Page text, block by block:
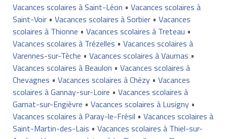
Vacances scolaires à Saint-Léon • Vacances scolaires à
Saint-Voir• Vacances scolaires à Sorbier• Vacances
scolaires à Thionne • Vacances scolaires à Treteau •
Vacances scolaires à Trézelles • Vacances scolaires à
Varennes-sur-Tèche • Vacances scolaires à Vaumas •
Vacances scolaires à Beaulon • Vacances scolaires à
Chevagnes • Vacances scolaires à Chézy• Vacances
scolaires à Gannay-sur-Loire • Vacances scolaires à
Garnat-sur-Engièvre • Vacances scolaires à Lusigny•
Vacances scolaires à Paray-le-Frésil • Vacances scolaires à
Saint-Martin-des-Lais • Vacances scolaires à Thiel-sur-